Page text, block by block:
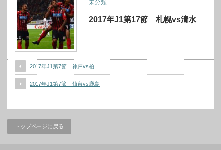
未分類
2017年J1第17節 札幌vs清水
2017年J1第7節 神戸vs柏
2017年J1第7節 仙台vs鹿島
トップページに戻る